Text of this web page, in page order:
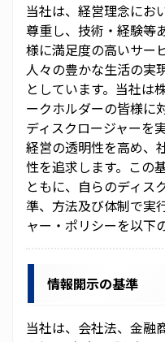
子会社
アクセス
CSR
事業紹介
CAICA テクノロジーズ
当社は、経営理念にお
尊重し、技術・経験等
様に満足度の高いサー
人々の豊かな生活の実
としています。当社は
ークホルダーの皆様に
ディスクロージャーを
経営の透明性を高め、
性を追求します。この
ともに、自らのディス
準、方法及び体制で実
ャー・ポリシーを以下
情報開示の基準
当社は、会社法、金融